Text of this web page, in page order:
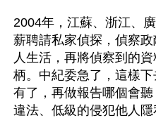
2004年，江蘇、浙江、
薪聘請私家偵探，偵察
人生活，再將偵察到的
柄。中紀委急了，這樣
有了，再做報告哪個會
違法、低級的侵犯他人隱